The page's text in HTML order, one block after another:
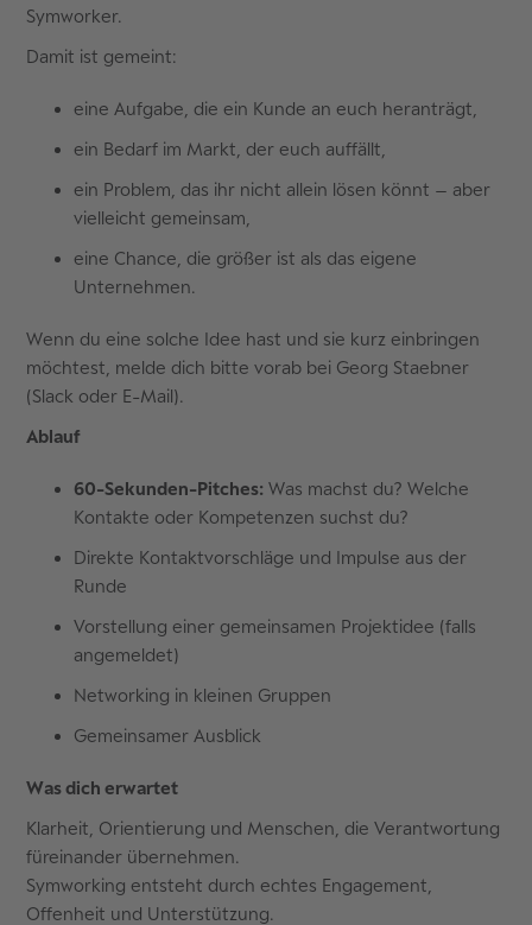
Symworker.
Damit ist gemeint:
eine Aufgabe, die ein Kunde an euch heranträgt,
ein Bedarf im Markt, der euch auffällt,
ein Problem, das ihr nicht allein lösen könnt – aber
vielleicht gemeinsam,
eine Chance, die größer ist als das eigene
Unternehmen.
Wenn du eine solche Idee hast und sie kurz einbringen
möchtest, melde dich bitte vorab bei Georg Staebner
(Slack oder E-Mail).
Ablauf
60-Sekunden-Pitches: Was machst du? Welche
Kontakte oder Kompetenzen suchst du?
Direkte Kontaktvorschläge und Impulse aus der
Runde
Vorstellung einer gemeinsamen Projektidee (falls
angemeldet)
Networking in kleinen Gruppen
Gemeinsamer Ausblick
Was dich erwartet
Klarheit, Orientierung und Menschen, die Verantwortung
füreinander übernehmen.
Symworking entsteht durch echtes Engagement,
Offenheit und Unterstützung.